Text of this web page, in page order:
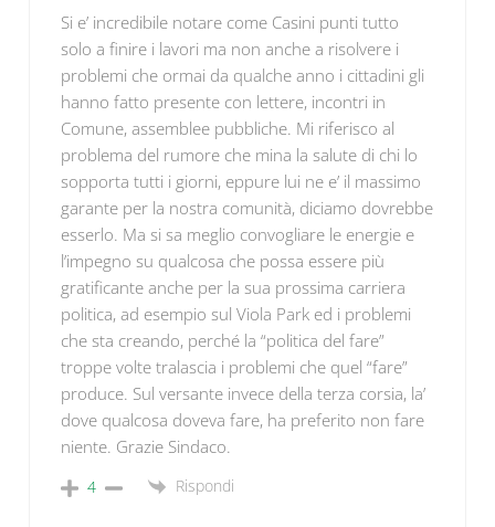
Si e’ incredibile notare come Casini punti tutto
solo a finire i lavori ma non anche a risolvere i
problemi che ormai da qualche anno i cittadini gli
hanno fatto presente con lettere, incontri in
Comune, assemblee pubbliche. Mi riferisco al
problema del rumore che mina la salute di chi lo
sopporta tutti i giorni, eppure lui ne e’ il massimo
garante per la nostra comunità, diciamo dovrebbe
esserlo. Ma si sa meglio convogliare le energie e
l’impegno su qualcosa che possa essere più
gratificante anche per la sua prossima carriera
politica, ad esempio sul Viola Park ed i problemi
che sta creando, perché la “politica del fare”
troppe volte tralascia i problemi che quel “fare”
produce. Sul versante invece della terza corsia, la’
dove qualcosa doveva fare, ha preferito non fare
niente. Grazie Sindaco.
4 Rispondi